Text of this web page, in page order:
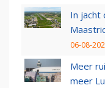
In jacht
06-08-
Meer
meer